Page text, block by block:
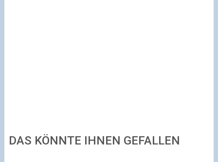
DAS KÖNNTE IHNEN GEFALLEN